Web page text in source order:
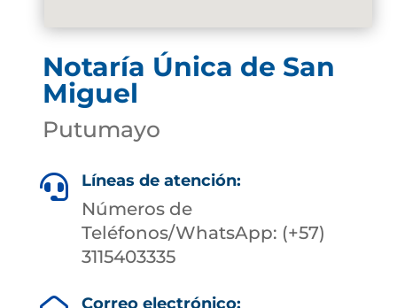
Notaría Única de San
Miguel
Putumayo
 Líneas de atención:
Números de
Teléfonos/WhatsApp: (+57)
3115403335
Correo electrónico: